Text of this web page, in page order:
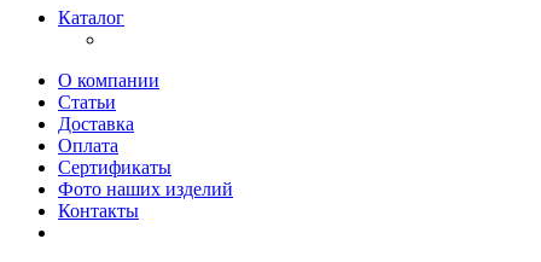
Каталог
О компании
Статьи
Доставка
Оплата
Сертификаты
Фото наших изделий
Контакты